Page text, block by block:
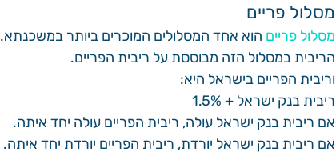
מסלול פריים
מסלול פריים הוא אחד המסלולים המוכרים ביותר במשכנתא.
הריבית במסלול הזה מבוססת על ריבית הפריים.
וריבית הפריים בישראל היא:
ריבית בנק ישראל + 1.5%
אם ריבית בנק ישראל עולה, ריבית הפריים עולה יחד איתה.
אם ריבית בנק ישראל יורדת, ריבית הפריים יורדת יחד איתה.